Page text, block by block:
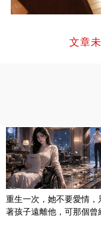
文章
重生一次，她不要愛情，
著孩子遠離他，可那個曾